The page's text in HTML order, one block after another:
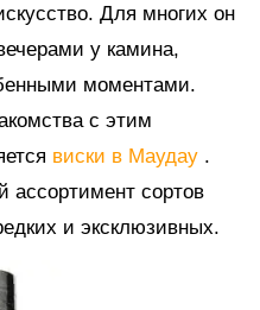
Для многих он
у камина,
моментами.
с этим
виски в Маудау .
ассортимент сортов
и эксклюзивных.